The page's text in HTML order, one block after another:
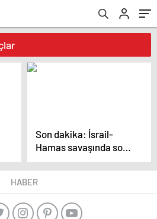
Son dakika: İsrail-
Hamas savaşında son
durum…Hamas’tan
‘ateşkes’ açıklaması
geldi! Barışın önündeki
HABER